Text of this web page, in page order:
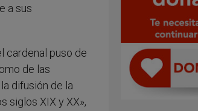
a sus
cardenal puso de
de las
difusión de la
siglos XIX y XX»,